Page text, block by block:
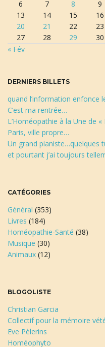
r
e
« Fév
6
7 8 9
13
14 15 16
20
21 22 23
27
28 29 30
DERNIERS BILLETS
quand l’information enfonce
C’est ma rentrée…
L’Homéopathie à la Une de
Paris, ville propre…
Un grand pianiste…quelques
et pourtant j’ai toujours
CATÉGORIES
Général (353)
Livres (184)
Homéopathie-Santé (38)
Musique (30)
Animaux (12)
BLOGOLISTE
Christian Garcia
Collectif pour la mémoire
Eve Pèlerins
Homéophyto